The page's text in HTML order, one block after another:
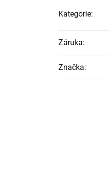
Kategorie:
Záruka:
Značka: